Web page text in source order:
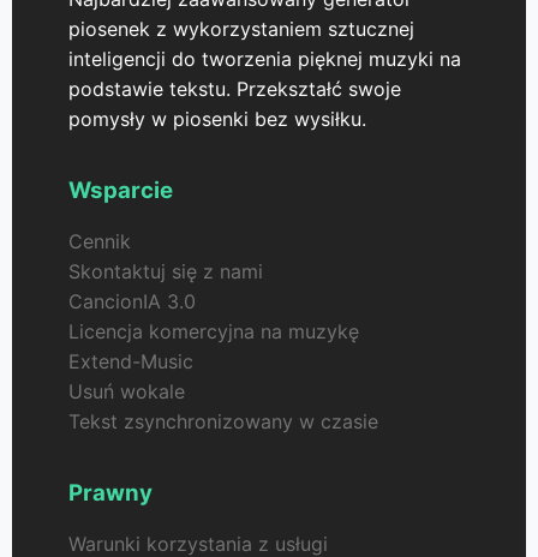
piosenek z wykorzystaniem sztucznej
inteligencji do tworzenia pięknej muzyki na
podstawie tekstu. Przekształć swoje
pomysły w piosenki bez wysiłku.
Wsparcie
Cennik
Skontaktuj się z nami
CancionIA 3.0
Licencja komercyjna na muzykę
Extend-Music
Usuń wokale
Tekst zsynchronizowany w czasie
Prawny
Warunki korzystania z usługi